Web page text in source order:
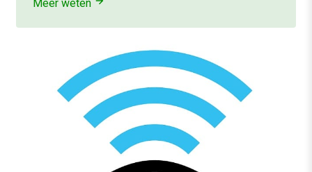
Meer weten